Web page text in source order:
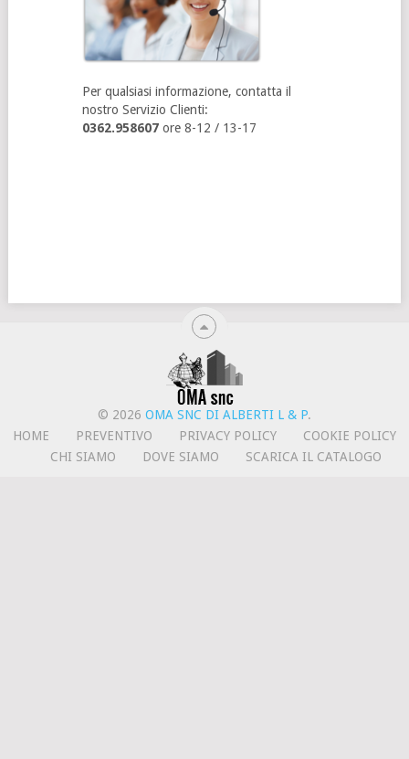
Per qualsiasi informazione, contatta il
nostro Servizio Clienti:
0362.958607ore 8-12 / 13-17
© 2026 OMA SNC DI ALBERTI L & P.
HOME
PREVENTIVO PRIVACY POLICY
COOKIE POLICY
CHI SIAMO
DOVE SIAMO SCARICA IL CATALOGO